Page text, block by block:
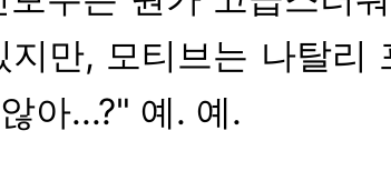
만, 모티브는 나탈리
아...?" 예. 예.